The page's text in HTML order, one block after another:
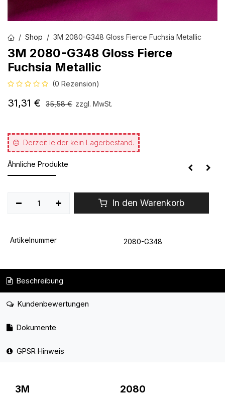
Shop 3M 2080-G348 Gloss Fierce Fuchsia Metallic
3M 2080-G348 Gloss Fierce
Fuchsia Metallic
(0 Rezension)
31,31 € 35,58€ zzgl. MwSt.
Derzeit leider kein Lagerbestand.
Ähnliche Produkte
In den Warenkorb
Artikelnummer 2080-G348
Beschreibung
Kundenbewertungen
Dokumente
GPSR Hinweis
3M 2080